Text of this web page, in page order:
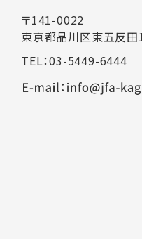
〒141-0022
東京都品川区東五反
TEL：03-5449-6444